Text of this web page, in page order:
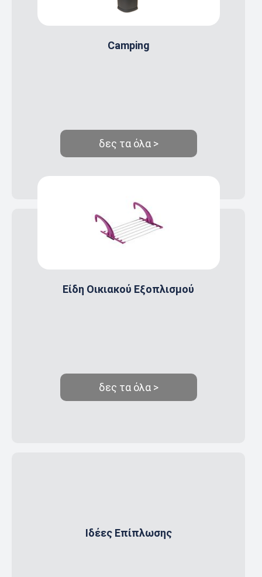
Camping
δες τα όλα >
Είδη Οικιακού Εξοπλισμού
δες τα όλα >
Ιδέες Επίπλωσης